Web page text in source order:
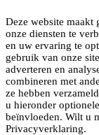
Deze website
onze diensten te
en uw ervaring te
gebruik van onze
adverteren en
combineren met
ze hebben
u hieronder
beïnvloeden. Wilt u
Privacyverklaring.